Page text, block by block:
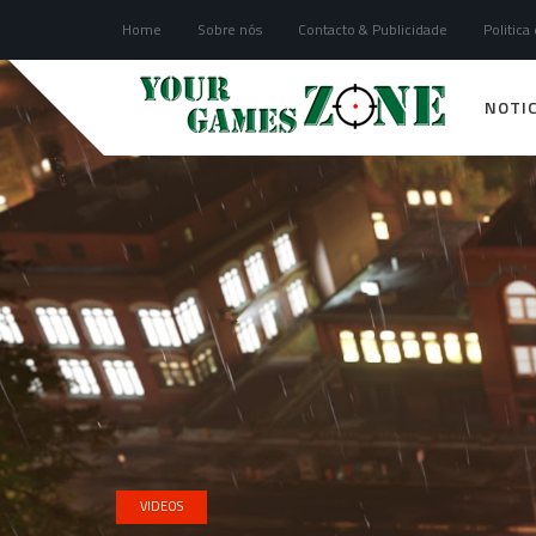
Home Sobre nós Contacto & Publicidade Politica
VIDEOS